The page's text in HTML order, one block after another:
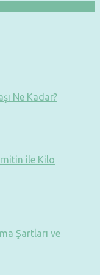
Ne Kadar?
ile Kilo
Şartları ve